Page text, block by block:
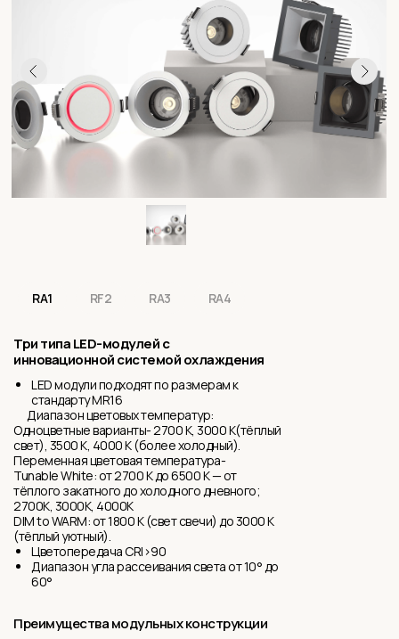
RA1 RF2 RA3 RA4
Преимущества модульных конструкции
Три типа LED-модулей с
инновационной системой охлаждения
LED модули подходят по размерам к
стандарту MR16
Диапазон цветовых температур:
Одноцветные варианты- 2700 K, 3000 K(тёплый
свет), 3500 K, 4000 K (более холодный).
Переменная цветовая температура-
Tunable White: от 2700 K до 6500 K — от
тёплого закатного до холодного дневного;
2700K, 3000K, 4000K
DIM to WARM: от 1800 K (свет свечи) до 3000 K
(тёплый уютный).
Цветопередача CRI>90
Диапазон угла рассеивания света от 10° до
60°